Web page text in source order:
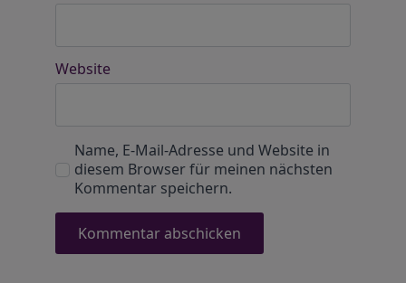
Website
Name, E-Mail-Adresse und Website in
diesem Browser für meinen nächsten
Kommentar speichern.